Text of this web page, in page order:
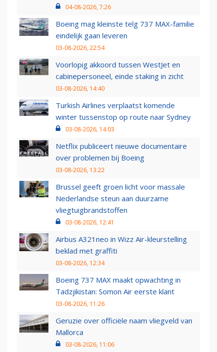
04-08-2026, 7:26
Boeing mag kleinste telg 737 MAX-familie
eindelijk gaan leveren
03-08-2026, 22:54
Voorlopig akkoord tussen WestJet en
cabinepersoneel, einde staking in zicht
03-08-2026, 14:40
Turkish Airlines verplaatst komende
winter tussenstop op route naar Sydney
03-08-2026, 14:03
Netflix publiceert nieuwe documentaire
over problemen bij Boeing
03-08-2026, 13:22
Brussel geeft groen licht voor massale
Nederlandse steun aan duurzame
vliegtuigbrandstoffen
03-08-2026, 12:41
Airbus A321neo in Wizz Air-kleurstelling
beklad met graffiti
03-08-2026, 12:34
Boeing 737 MAX maakt opwachting in
Tadzjikistan: Somon Air eerste klant
03-08-2026, 11:26
Geruzie over officiële naam vliegveld van
Mallorca
03-08-2026, 11:06